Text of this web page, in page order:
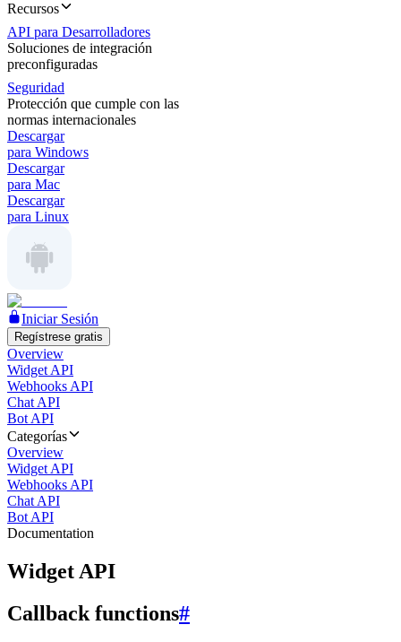
Recursos
API para Desarrolladores
Soluciones de integración
preconfiguradas
Seguridad
Protección que cumple con las
normas internacionales
Descargar
para Windows
Descargar
para Mac
Descargar
para Linux
Iniciar Sesión
Regístrese gratis
Overview
Widget API
Webhooks API
Chat API
Bot API
Categorías
Overview
Widget API
Webhooks API
Chat API
Bot API
Documentation
Widget API
Callback functions#